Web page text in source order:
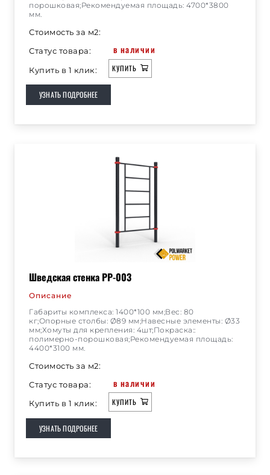
порошковая;Рекомендуемая площадь: 4700*3800
мм.
Стоимость за м2:
Статус товара:
в наличии
Купить в 1 клик: КУПИТЬ
УЗНАТЬ ПОДРОБНЕЕ
Шведская стенка РР-003
Описание
Габариты комплекса: 1400*100 мм;Вес: 80
кг;Опорные столбы: Ø89 мм;Навесные элементы: Ø33
мм;Хомуты для крепления: 4шт;Покраска::
полимерно-порошковая;Рекомендуемая площадь:
4400*3100 мм.
Стоимость за м2:
Статус товара:
в наличии
Купить в 1 клик: КУПИТЬ
УЗНАТЬ ПОДРОБНЕЕ